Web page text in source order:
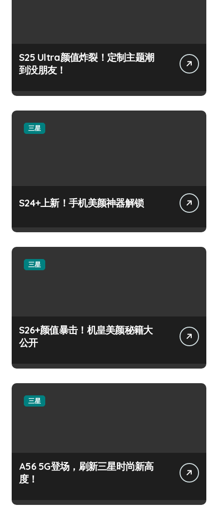
S25 Ultra颜值炸裂！定制主题潮
到没朋友！
三星
S24+上新！手机美颜神器解锁
三星
S26+颜值暴击！机皇美颜秘籍大
公开
三星
A56 5G登场，刷新三星时尚新高
度！